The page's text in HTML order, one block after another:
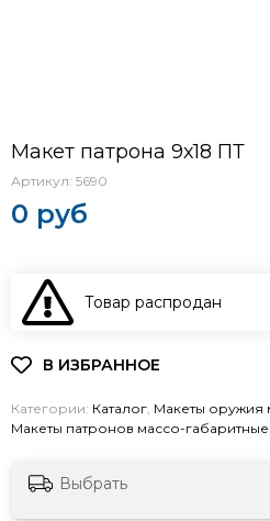
Макет патрона 9х18 ПТ
Артикул: 5690
0 руб
Товар распродан
Категории: Каталог, Макеты оружия
Макеты патронов массо-
Выбрать